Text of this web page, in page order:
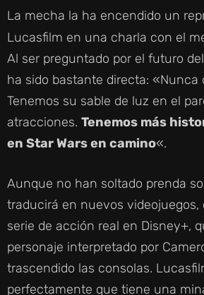
La mecha la ha encendido un
Lucasfilm en una charla con el
Al ser preguntado por el futuro
ha sido bastante directa: «Nunca
Tenemos su sable de luz en el
atracciones. Tenemos más
en Star Wars en camino«.
Aunque no han soltado prenda
traducirá en nuevos videojuegos,
serie de acción real en Disney+,
personaje interpretado por
trascendido las consolas.
perfectamente que tiene una